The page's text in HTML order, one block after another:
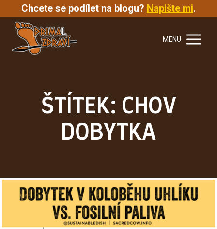
Chcete se podílet na blogu? Napište mi.
MENU
ŠTÍTEK: CHOV
DOBYTKA